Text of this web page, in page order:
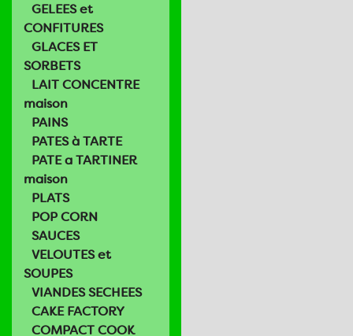
GELEES et
CONFITURES
GLACES ET
SORBETS
LAIT CONCENTRE
maison
PAINS
PATES à TARTE
PATE a TARTINER
maison
PLATS
POP CORN
SAUCES
VELOUTES et
SOUPES
VIANDES SECHEES
CAKE FACTORY
COMPACT COOK